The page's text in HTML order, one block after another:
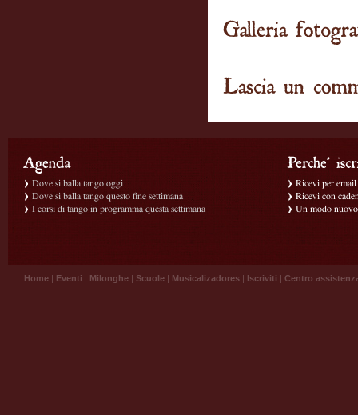
Dove si balla tango oggi
Dove si balla tango questo fine settimana
I corsi di tango in programma questa settimana
Ricevi per
Ricevi con
Un modo
Home | Eventi | Milonghe | Scuole | Musicalizadores | Iscriviti | Centro